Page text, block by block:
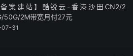
备案建站】酷锐云-香港沙田CN2/2
50G/2M带宽月付27元
31